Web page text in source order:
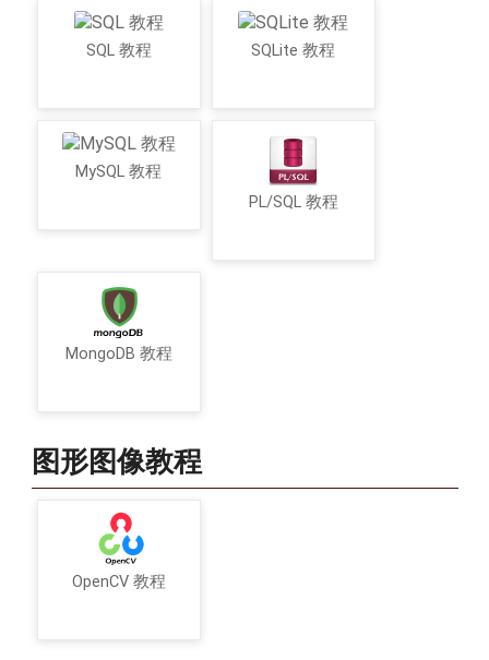
SQL 教程 SQLite 教程
MySQL 教程
PL/SQL 教程
MongoDB 教程
图形图像教程
OpenCV 教程